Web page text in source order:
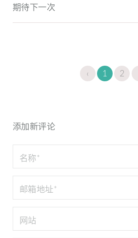
期待下一次
‹ 1 2
添加新评论